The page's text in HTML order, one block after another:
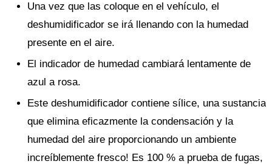
Una vez que las coloque en el vehículo, el
deshumidificador se irá llenando con la humedad
presente en el aire.
El indicador de humedad cambiará lentamente de
azul a rosa.
Este deshumidificador contiene sílice, una sustancia
que elimina eficazmente la condensación y la
humedad del aire proporcionando un ambiente
increíblemente fresco! Es 100 % a prueba de fugas,